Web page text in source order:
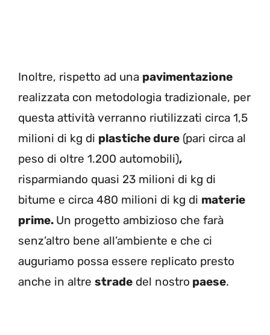
Inoltre, rispetto ad una pavimentazione
realizzata con metodologia tradizionale, per
questa attività verranno riutilizzati circa 1,5
milioni di kg di plastiche dure (pari circa al
peso di oltre 1.200 automobili),
risparmiando quasi 23 milioni di kg di
bitume e circa 480 milioni di kg di materie
prime. Un progetto ambizioso che farà
senz’altro bene all’ambiente e che ci
auguriamo possa essere replicato presto
anche in altre strade del nostro paese.